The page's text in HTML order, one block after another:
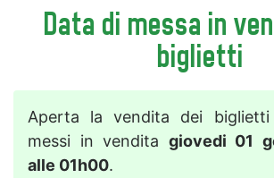
Data di messa in
biglietti
Aperta la vendita dei
messi in vendita giovedi 01
alle 01h00.